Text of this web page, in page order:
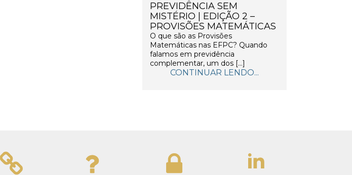
PREVIDÊNCIA SEM
MISTÉRIO | EDIÇÃO 2 –
PROVISÕES MATEMÁTICAS
O que são as Provisões
Matemáticas nas EFPC? Quando
falamos em previdência
complementar, um dos […]
CONTINUAR LENDO...